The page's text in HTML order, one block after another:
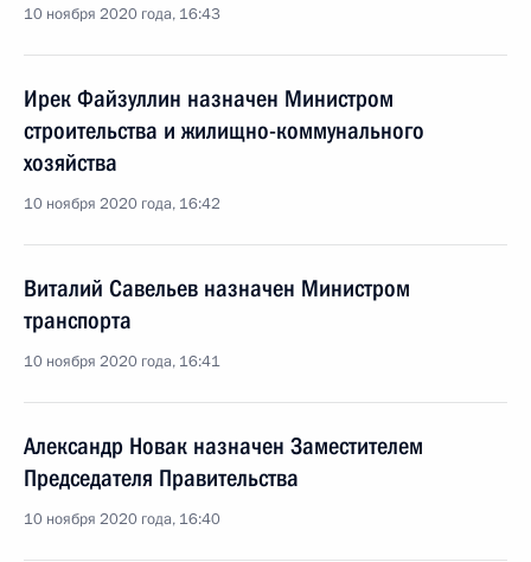
10 ноября 2020 года, 16:43
Ирек Файзуллин назначен Министром
строительства и жилищно-коммунального
хозяйства
10 ноября 2020 года, 16:42
Виталий Савельев назначен Министром
транспорта
10 ноября 2020 года, 16:41
Александр Новак назначен Заместителем
Председателя Правительства
10 ноября 2020 года, 16:40